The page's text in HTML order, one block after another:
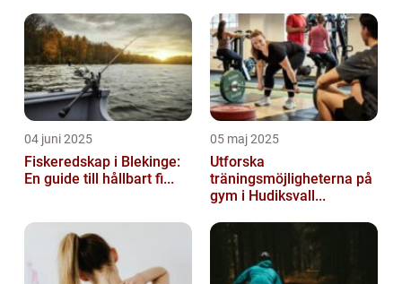
04 juni 2025
Fiskeredskap i Blekinge:
En guide till hållbart fi...
05 maj 2025
Utforska
träningsmöjligheterna på
gym i Hudiksvall...